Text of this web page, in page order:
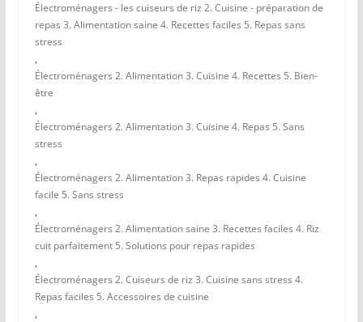
Électroménagers - les cuiseurs de riz 2. Cuisine - préparation de
repas 3. Alimentation saine 4. Recettes faciles 5. Repas sans
stress
,
Électroménagers 2. Alimentation 3. Cuisine 4. Recettes 5. Bien-
être
,
Électroménagers 2. Alimentation 3. Cuisine 4. Repas 5. Sans
stress
,
Électroménagers 2. Alimentation 3. Repas rapides 4. Cuisine
facile 5. Sans stress
,
Électroménagers 2. Alimentation saine 3. Recettes faciles 4. Riz
cuit parfaitement 5. Solutions pour repas rapides
,
Électroménagers 2. Cuiseurs de riz 3. Cuisine sans stress 4.
Repas faciles 5. Accessoires de cuisine
,